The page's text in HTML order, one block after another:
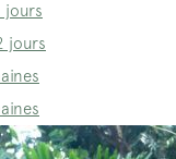
jours
jours